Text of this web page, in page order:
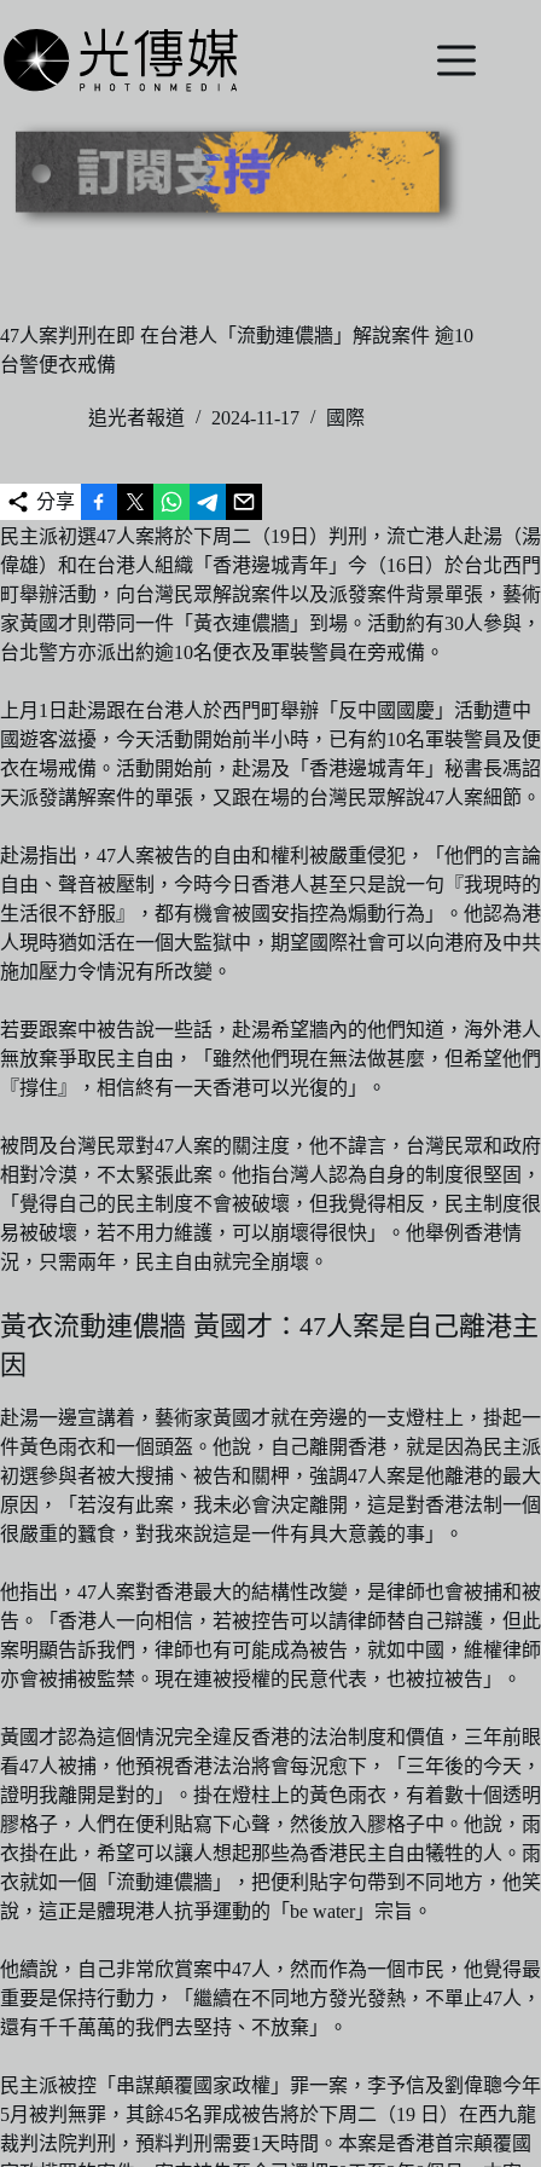
至
主
內
47人案判刑在即 在台港人「流動連儂牆」解說案件 逾10
台警便衣戒備
追光者報道 2024-11-17 國際
分享
民主派初選47人案將於下周二（19日）判刑，流亡港人赴湯（湯
偉雄）和在台港人組織「香港邊城青年」今（16日）於台北西門
町舉辦活動，向台灣民眾解說案件以及派發案件背景單張，藝術
家黃國才則帶同一件「黃衣連儂牆」到場。活動約有30人參與，
台北警方亦派出約逾10名便衣及軍裝警員在旁戒備。
上月1日赴湯跟在台港人於西門町舉辦「反中國國慶」活動遭中
國遊客滋擾，今天活動開始前半小時，已有約10名軍裝警員及便
衣在場戒備。活動開始前，赴湯及「香港邊城青年」秘書長馮詔
天派發講解案件的單張，又跟在場的台灣民眾解說47人案細節。
赴湯指出，47人案被告的自由和權利被嚴重侵犯，「他們的言論
自由、聲音被壓制，今時今日香港人甚至只是說一句『我現時的
生活很不舒服』，都有機會被國安指控為煽動行為」。他認為港
人現時猶如活在一個大監獄中，期望國際社會可以向港府及中共
施加壓力令情況有所改變。
若要跟案中被告說一些話，赴湯希望牆內的他們知道，海外港人
無放棄爭取民主自由，「雖然他們現在無法做甚麼，但希望他們
『撐住』，相信終有一天香港可以光復的」。
被問及台灣民眾對47人案的關注度，他不諱言，台灣民眾和政府
相對冷漠，不太緊張此案。他指台灣人認為自身的制度很堅固，
「覺得自己的民主制度不會被破壞，但我覺得相反，民主制度很
易被破壞，若不用力維護，可以崩壞得很快」。他舉例香港情
況，只需兩年，民主自由就完全崩壞。
黃衣流動連儂牆 黃國才：47人案是自己離港主
因
赴湯一邊宣講着，藝術家黃國才就在旁邊的一支燈柱上，掛起一
件黃色雨衣和一個頭盔。他說，自己離開香港，就是因為民主派
初選參與者被大搜捕、被告和關柙，強調47人案是他離港的最大
原因，「若沒有此案，我未必會決定離開，這是對香港法制一個
很嚴重的蠶食，對我來說這是一件有具大意義的事」。
他指出，47人案對香港最大的結構性改變，是律師也會被捕和被
告。「香港人一向相信，若被控告可以請律師替自己辯護，但此
案明顯告訴我們，律師也有可能成為被告，就如中國，維權律師
亦會被捕被監禁。現在連被授權的民意代表，也被拉被告」。
黃國才認為這個情況完全違反香港的法治制度和價值，三年前眼
看47人被捕，他預視香港法治將會每況愈下，「三年後的今天，
證明我離開是對的」。掛在燈柱上的黃色雨衣，有着數十個透明
膠格子，人們在便利貼寫下心聲，然後放入膠格子中。他說，雨
衣掛在此，希望可以讓人想起那些為香港民主自由犧牲的人。雨
衣就如一個「流動連儂牆」，把便利貼字句帶到不同地方，他笑
說，這正是體現港人抗爭運動的「be water」宗旨。
他續說，自己非常欣賞案中47人，然而作為一個巿民，他覺得最
重要是保持行動力，「繼續在不同地方發光發熱，不單止47人，
還有千千萬萬的我們去堅持、不放棄」。
民主派被控「串謀顛覆國家政權」罪一案，李予信及劉偉聰今年
5月被判無罪，其餘45名罪成被告將於下周二（19 日）在西九龍
裁判法院判刑，預料判刑需要1天時間。本案是香港首宗顛覆國